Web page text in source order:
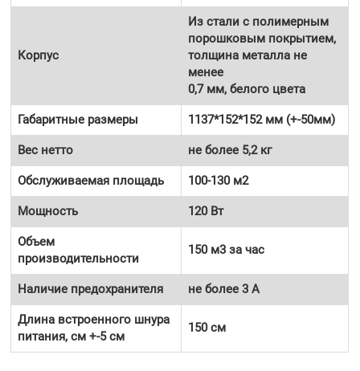
Корпус
Из стали с полимерным
порошковым покрытием,
толщина металла не
менее
0,7 мм, белого цвета
Габаритные размеры 1137*152*152 мм (+-50мм)
Вес нетто не более 5,2 кг
Обслуживаемая площадь 100-130 м2
Мощность 120 Вт
Объем
производительности
150 м3 за час
Наличие предохранителя не более 3 А
Длина встроенного шнура
питания, см +-5 см
150 см